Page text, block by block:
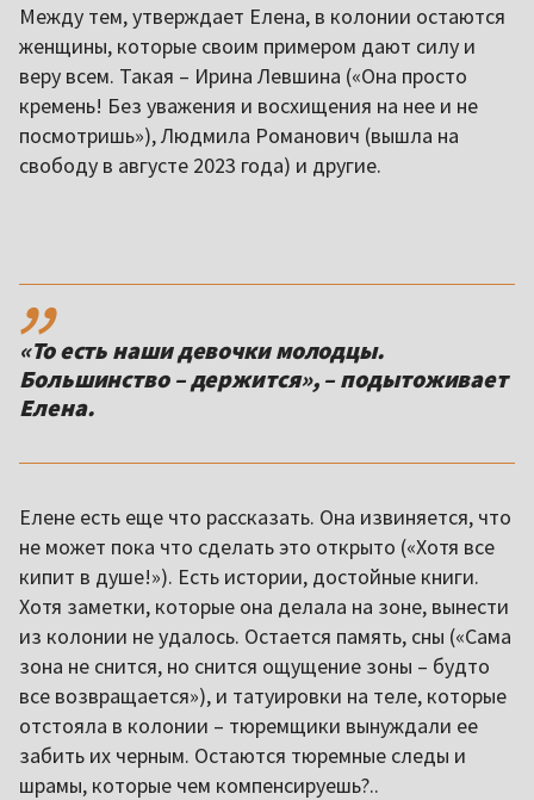
Между тем, утверждает Елена, в колонии остаются
женщины, которые своим примером дают силу и
веру всем. Такая – Ирина Левшина («Она просто
кремень! Без уважения и восхищения на нее и не
посмотришь»), Людмила Романович (вышла на
свободу в августе 2023 года) и другие.
,,
«То есть наши девочки молодцы.
Большинство – держится», – подытоживает
Елена.
Елене есть еще что рассказать. Она извиняется, что
не может пока что сделать это открыто («Хотя все
кипит в душе!»). Есть истории, достойные книги.
Хотя заметки, которые она делала на зоне, вынести
из колонии не удалось. Остается память, сны («Сама
зона не снится, но снится ощущение зоны – будто
все возвращается»), и татуировки на теле, которые
отстояла в колонии – тюремщики вынуждали ее
забить их черным. Остаются тюремные следы и
шрамы, которые чем компенсируешь?..